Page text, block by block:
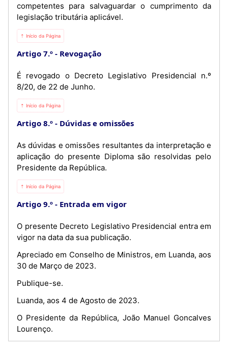
competentes para salvaguardar o cumprimento da
legislação tributária aplicável.
⇡ Início da Página
Artigo 7.º Revogação
É revogado o Decreto Legislativo Presidencial n.º
8/20, de 22 de Junho.
⇡ Início da Página
Artigo 8.º Dúvidas e omissões
As dúvidas e omissões resultantes da interpretação e
aplicação do presente Diploma são resolvidas pelo
Presidente da República.
⇡ Início da Página
Artigo 9.º Entrada em vigor
O presente Decreto Legislativo Presidencial entra em
vigor na data da sua publicação.
Apreciado em Conselho de Ministros, em Luanda, aos
30 de Março de 2023.
Publique-se.
Luanda, aos 4 de Agosto de 2023.
O Presidente da República, João Manuel Goncalves
Lourenço.